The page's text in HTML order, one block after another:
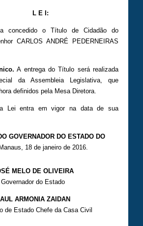
L E I:
concedido o Título de Cidadão do
CARLOS ANDRÉ PEDERNEIRAS
A entrega do Título será realizada
da Assembleia Legislativa, que
definidos pela Mesa Diretora.
Lei entra em vigor na data de sua
GOVERNADOR DO ESTADO DO
18 de janeiro de 2016.
MELO DE OLIVEIRA
Governador do Estado
ARMONIA ZAIDAN
de Estado Chefe da Casa Civil